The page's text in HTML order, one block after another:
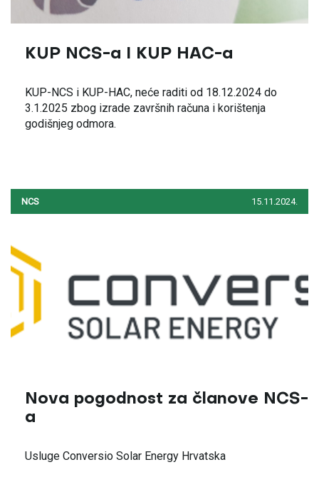
KUP NCS-a I KUP HAC-a
KUP-NCS i KUP-HAC, neće raditi od 18.12.2024 do
3.1.2025 zbog izrade završnih računa i korištenja
godišnjeg odmora.
NCS 15.11.2024.
Nova pogodnost za članove NCS-
a
Usluge Conversio Solar Energy Hrvatska